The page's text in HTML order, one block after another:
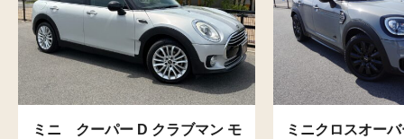
ミニ クーパー D クラブマン モ
ミニクロスオー